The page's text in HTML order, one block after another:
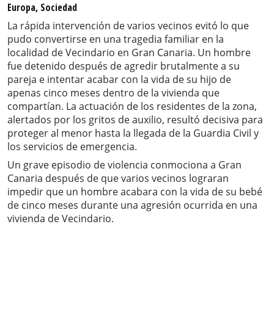
Europa, Sociedad
La rápida intervención de varios vecinos evitó lo que
pudo convertirse en una tragedia familiar en la
localidad de Vecindario en Gran Canaria. Un hombre
fue detenido después de agredir brutalmente a su
pareja e intentar acabar con la vida de su hijo de
apenas cinco meses dentro de la vivienda que
compartían. La actuación de los residentes de la zona,
alertados por los gritos de auxilio, resultó decisiva para
proteger al menor hasta la llegada de la Guardia Civil y
los servicios de emergencia.
Un grave episodio de violencia conmociona a Gran
Canaria después de que varios vecinos lograran
impedir que un hombre acabara con la vida de su bebé
de cinco meses durante una agresión ocurrida en una
vivienda de Vecindario.